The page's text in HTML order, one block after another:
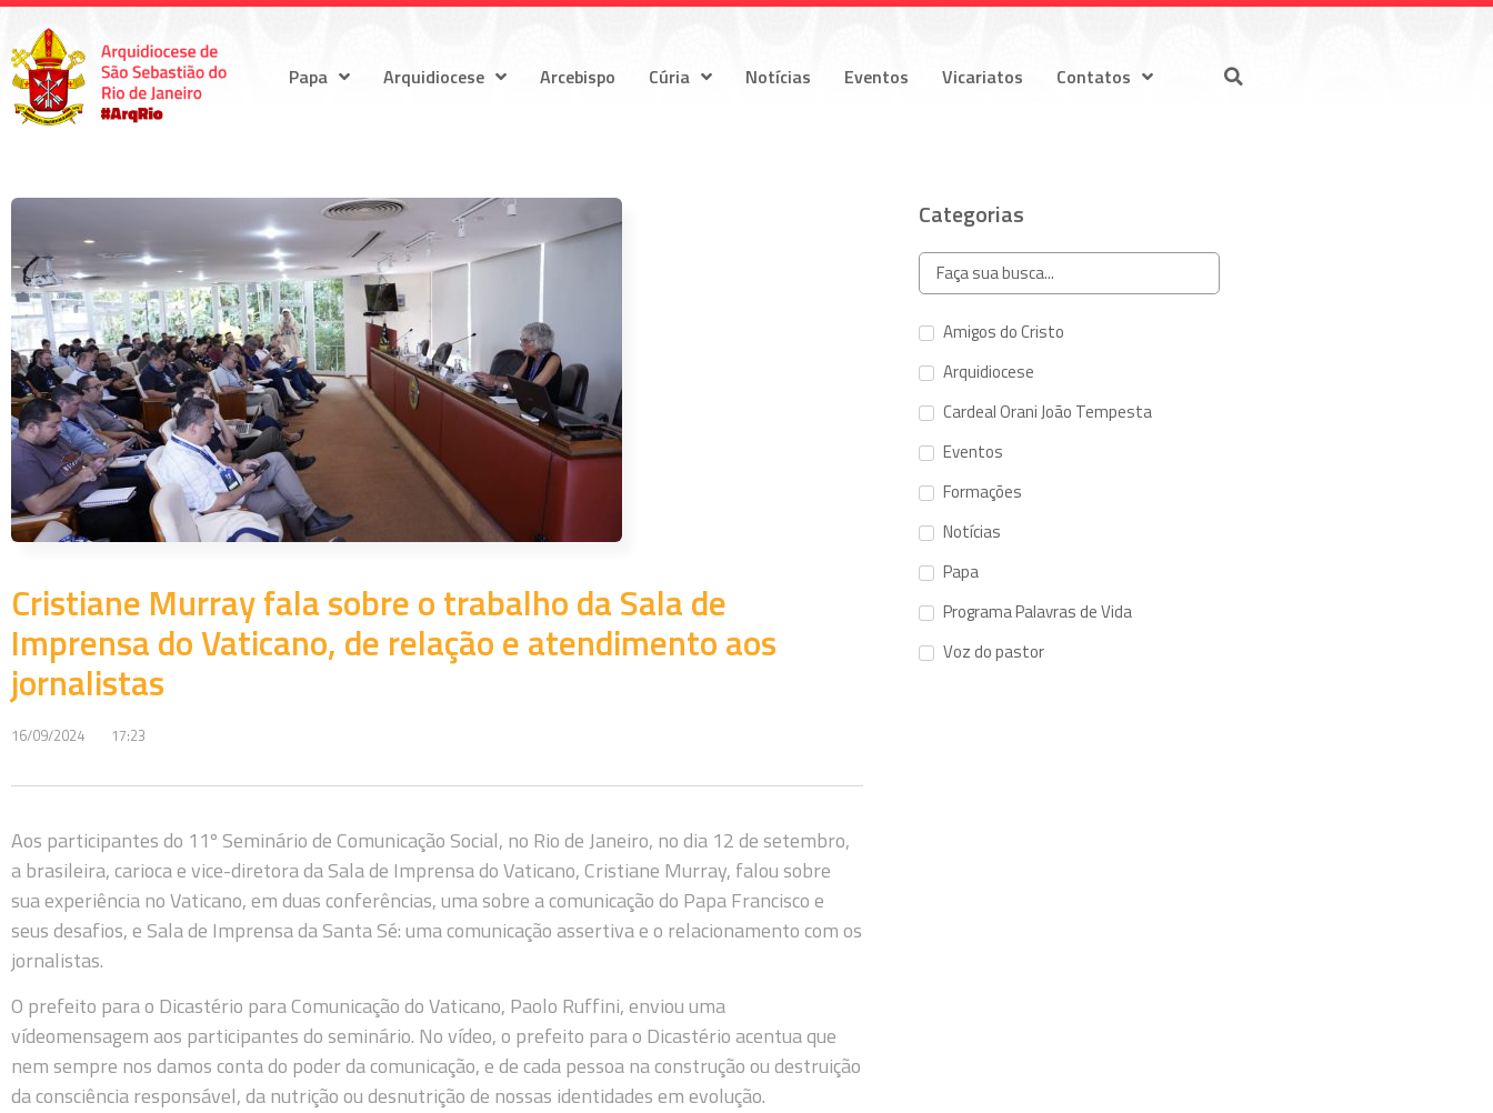
Papa Arquidiocese Arcebispo Cúria Notícias Eventos Vicariatos Contatos
Cristiane Murray fala sobre o trabalho da Sala de
Imprensa do Vaticano, de relação e atendimento aos
jornalistas
16/09/2024 17:23
Aos participantes do 11º Seminário de Comunicação Social, no Rio de Janeiro, no dia 12 de setembro,
a brasileira, carioca e vice-diretora da Sala de Imprensa do Vaticano, Cristiane Murray, falou sobre
sua experiência no Vaticano, em duas conferências, uma sobre a comunicação do Papa Francisco e
seus desafios, e Sala de Imprensa da Santa Sé: uma comunicação assertiva e o relacionamento com os
jornalistas.
O prefeito para o Dicastério para Comunicação do Vaticano, Paolo Ruffini, enviou uma
vídeomensagem aos participantes do seminário. No vídeo, o prefeito para o Dicastério acentua que
nem sempre nos damos conta do poder da comunicação, e de cada pessoa na construção ou destruição
da consciência responsável, da nutrição ou desnutrição de nossas identidades em evolução.
Categorias
Amigos do Cristo
Arquidiocese
Cardeal Orani João Tempesta
Eventos
Formações
Notícias
Papa
Programa Palavras de Vida
Voz do pastor